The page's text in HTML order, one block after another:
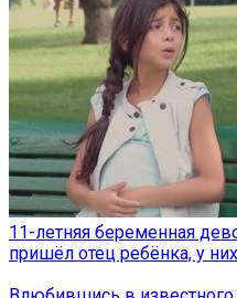
11-летняя беременная
пришёл отец ребёнка, у